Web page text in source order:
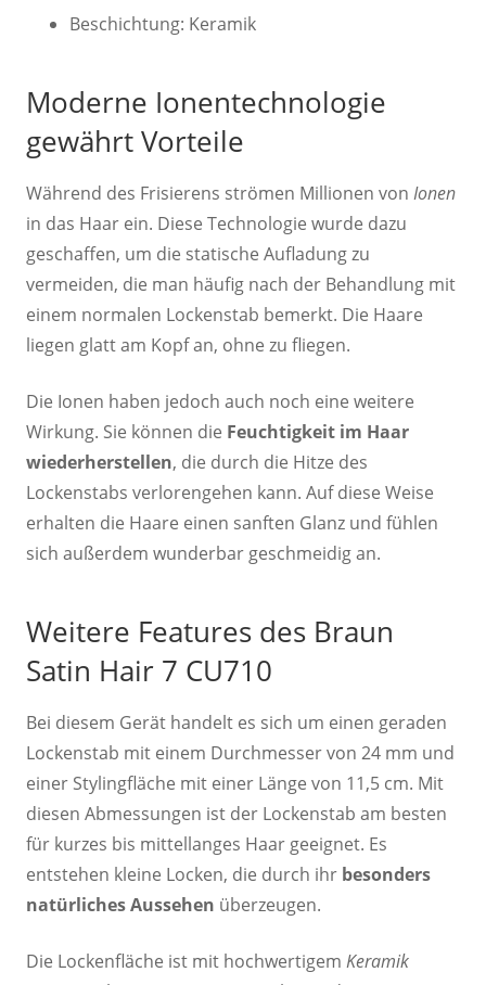
Beschichtung: Keramik
Moderne Ionentechnologie
gewährt Vorteile
Während des Frisierens strömen Millionen von Ionen
in das Haar ein. Diese Technologie wurde dazu
geschaffen, um die statische Aufladung zu
vermeiden, die man häufig nach der Behandlung mit
einem normalen Lockenstab bemerkt. Die Haare
liegen glatt am Kopf an, ohne zu fliegen.
Die Ionen haben jedoch auch noch eine weitere
Wirkung. Sie können die Feuchtigkeit im Haar
wiederherstellen, die durch die Hitze des
Lockenstabs verlorengehen kann. Auf diese Weise
erhalten die Haare einen sanften Glanz und fühlen
sich außerdem wunderbar geschmeidig an.
Weitere Features des Braun
Satin Hair 7 CU710
Bei diesem Gerät handelt es sich um einen geraden
Lockenstab mit einem Durchmesser von 24 mm und
einer Stylingfläche mit einer Länge von 11,5 cm. Mit
diesen Abmessungen ist der Lockenstab am besten
für kurzes bis mittellanges Haar geeignet. Es
entstehen kleine Locken, die durch ihr besonders
natürliches Aussehen überzeugen.
Die Lockenfläche ist mit hochwertigem Keramik